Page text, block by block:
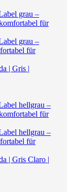
| Gris |
| Gris Claro |